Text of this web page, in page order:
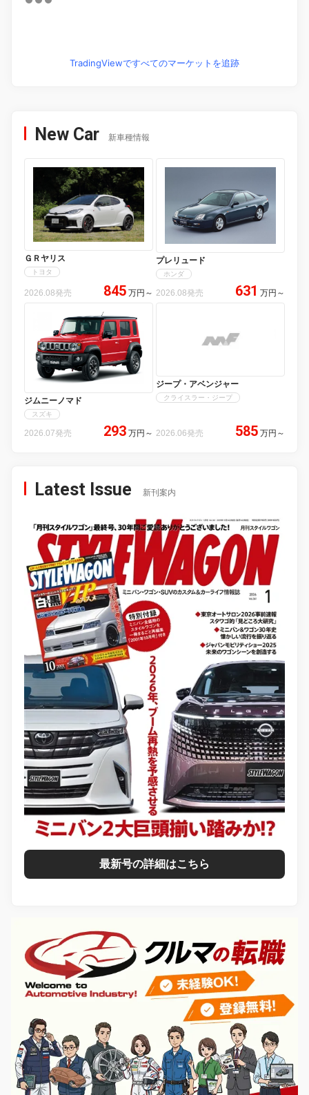
TradingViewですべてのマーケットを追跡
New Car 新車種情報
ＧＲヤリス
トヨタ
2026.08発売 845 万円 ～
プレリュード
ホンダ
2026.08発売 631 万円 ～
ジムニーノマド
スズキ
2026.07発売 293 万円 ～
ジープ・アベンジャー
クライスラー・ジープ
2026.06発売 585 万円 ～
Latest Issue 新刊案内
最新号の詳細はこちら